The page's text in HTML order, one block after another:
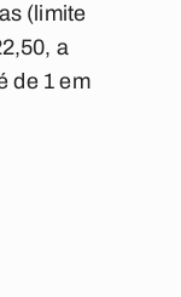
(limite
a
de 1 em